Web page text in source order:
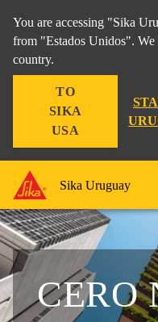
You are accessing "Sika
from "Estados Unidos". We
country.
TO
SIKA
USA
Sika Uruguay
CERO